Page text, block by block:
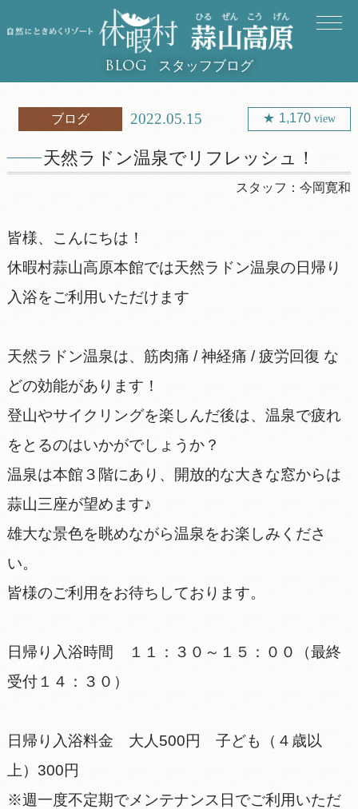
BLOG スタッフブログ
ブログ 2022.05.15 1,170view
天然ラドン温泉でリフレッシュ！
スタッフ：今岡寛和
皆様、こんにちは！
休暇村蒜山高原本館では天然ラドン温泉の日帰り
入浴をご利用いただけます
天然ラドン温泉は、筋肉痛 / 神経痛 / 疲労回復 な
どの効能があります！
登山やサイクリングを楽しんだ後は、温泉で疲れ
をとるのはいかがでしょうか？
温泉は本館３階にあり、開放的な大きな窓からは
蒜山三座が望めます♪
雄大な景色を眺めながら温泉をお楽しみくださ
い。
皆様のご利用をお待ちしております。
日帰り入浴時間 １１：３０～１５：００（最終
受付１４：３０）
日帰り入浴料金 大人500円 子ども（４歳以
上）300円
※週一度不定期でメンテナンス日でご利用いただ